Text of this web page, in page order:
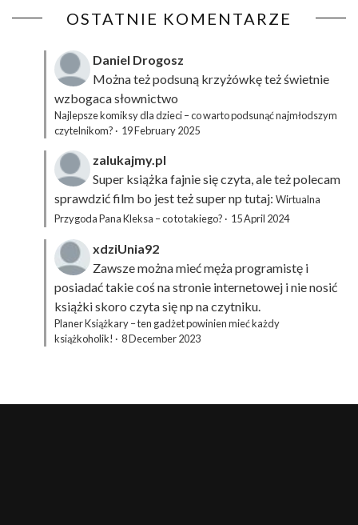
OSTATNIE KOMENTARZE
Daniel Drogosz
Można też podsuną krzyżówkęteż świetnie
wzbogaca słownictwo
Najlepsze komiksy dla dzieci – co warto podsunąć najmłodszym
czytelnikom? · 19 February 2025
zalukajmy.pl
Super książka fajnie się czyta, ale też polecam
sprawdzić film bo jest też super np tutaj: Wirtualna
Przygoda Pana Kleksa – co to takiego? · 15 April 2024
xdziUnia92
Zawsze można mieć męża programistę i
posiadać takie coś na stronie internetowej i nie nosić
książki skoro czyta się np na czytniku.
Planer Książkary – ten gadżet powinien mieć każdy
książkoholik! · 8 December 2023